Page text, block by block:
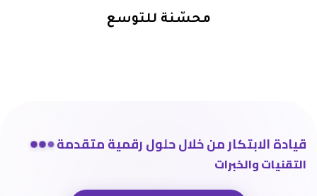
محسّنة للتوسع
قيادة الابتكار من خلال حلول رقمية متقدمة
التقنيات والخبرات